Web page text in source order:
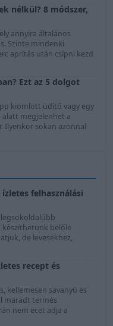
nélkül? 8 módszer,
annyira általános
Szinte mindenki
aprítás után csípni kezd
Ezt az 5 dolgot
kiömlött üdítő vagy egy
alatt megjelenhet a
Ilyenkor sokan azonnal
felhasználási
legsokoldalúbb
készíthetünk belőle
de levesekhez,
recept és
kellemesen savanyú és
maradt termés
nem ecet adja a